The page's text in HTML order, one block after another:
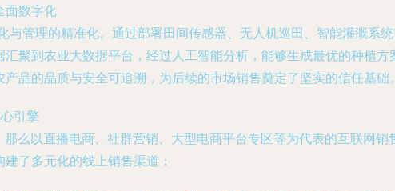
面数字化
与管理的精准化。通过部署田间传感器、无人机巡田、智能灌溉系
聚到农业大数据平台，经过人工智能分析，能够生成最优的种植
品的品质与安全可追溯，为后续的市场销售奠定了坚实的信任基础。
引擎
么以直播电商、社群营销、大型电商平台专区等为代表的互联网销
了多元化的线上销售渠道：